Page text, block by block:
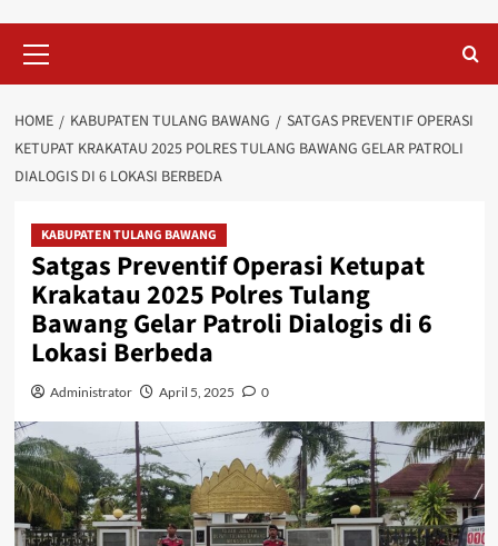
Menu
HOME KABUPATEN TULANG BAWANG
SATGAS PREVENTIF OPERASI
KETUPAT KRAKATAU 2025 POLRES TULANG BAWANG GELAR PATROLI
DIALOGIS DI 6 LOKASI BERBEDA
KABUPATEN TULANG BAWANG
Satgas Preventif Operasi Ketupat
Krakatau 2025 Polres Tulang
Bawang Gelar Patroli Dialogis di 6
Lokasi Berbeda
Administrator April 5, 2025 0